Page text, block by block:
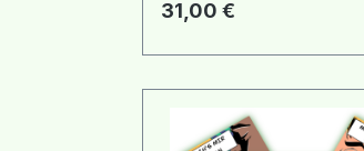
Regulärer Preis:
31,00 €